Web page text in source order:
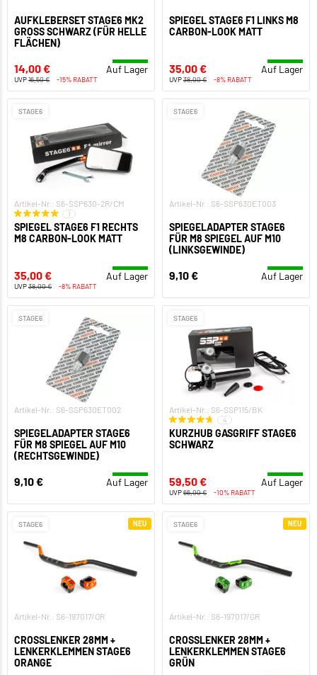
AUFKLEBERSET STAGE6 MK2
GROSS SCHWARZ (FÜR HELLE F
LÄCHEN)
14,00 € Auf Lager
UVP16,50 € -15% RABATT
SPIEGEL STAGE6 F1 LINKS M8
CARBON-LOOK MATT
35,00 € Auf Lager
UVP38,00 € -8% RABATT
STAGE6
Artikel-Nr.: S6-SSP630-2R/CM
1
SPIEGEL STAGE6 F1 RECHTS
M8 CARBON-LOOK MATT
35,00 € Auf Lager
UVP38,00 € -8% RABATT
STAGE6
Artikel-Nr.: S6-SSP630ET003
SPIEGELADAPTER STAGE6
FÜR M8 SPIEGEL AUF M10
(LINKSGEWINDE)
9,10 € Auf Lager
STAGE6
Artikel-Nr.: S6-SSP630ET002
SPIEGELADAPTER STAGE6
FÜR M8 SPIEGEL AUF M10
(RECHTSGEWINDE)
9,10 € Auf Lager
STAGE6
Artikel-Nr.: S6-SSP115/BK
4
KURZHUB GASGRIFF STAGE6
SCHWARZ
59,50 € Auf Lager
UVP66,00 € -10% RABATT
STAGE6
Artikel-Nr.: S6-197017/OR
CROSSLENKER 28MM +
LENKERKLEMMEN STAGE6
ORANGE
NEU STAGE6
Artikel-Nr.: S6-197017/GR
CROSSLENKER 28MM +
LENKERKLEMMEN STAGE6
GRÜN
NEU